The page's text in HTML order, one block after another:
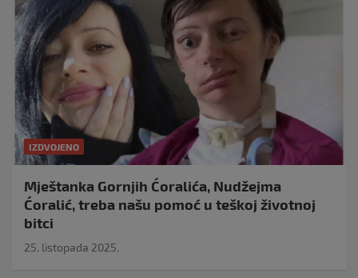
IZDVOJENO
Mještanka Gornjih Ćoralića, Nudžejma
Ćoralić, treba našu pomoć u teškoj životnoj
bitci
25. listopada 2025.